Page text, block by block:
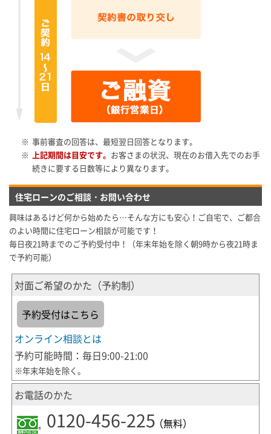
※ 事前審査の回答は、最短翌日回答となります。
※ 上記期間は目安です。 お客さまの状況、現在のお借入先でのお手
続きに要する日数等により異なります。
住宅ローンのご相談・お問い合わせ
興味はあるけど何から始めたら…そんな方にも安心！ご自宅で、ご都合
のよい時間に住宅ローン相談が可能です！
毎日夜21時までのご予約受付中！（年末年始を除く朝9時から夜21時ま
で予約可能）
対面ご希望のかた（予約制）
予約受付はこちら
オンライン相談とは
予約可能時間：毎日9:00-21:00
※年末年始を除く。
お電話のかた
0120-456-225（無料）